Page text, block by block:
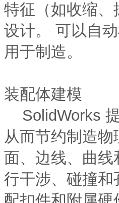
特征（如收缩
设计。 可以自
用于制造。
装配体建模
SolidWorks 提
从而节约制造
面、边线、曲
行干涉、碰撞